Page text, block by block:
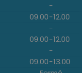
-
09.00-12.00
-
09.00-12.00
-
09.00-13.00